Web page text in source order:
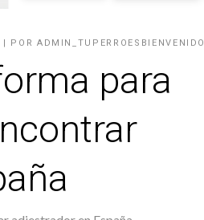
POR ADMIN_TUPERROESBIENVENIDO
para